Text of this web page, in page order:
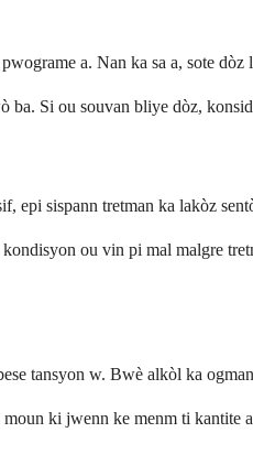
a. Nan ka sa a, sote
Si ou souvan bliye dòz,
epi sispann tretman ka lakòz
ou vin pi mal malgre
tansyon w. Bwè alkòl ka
ki jwenn ke menm ti